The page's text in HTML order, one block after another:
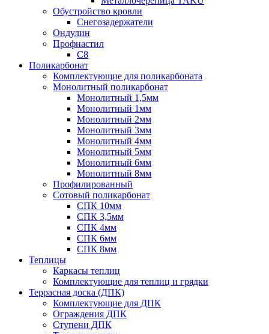
Обустройство кровли
Снегозадержатели
Ондулин
Профнастил
С8
Поликарбонат
Комплектующие для поликарбоната
Монолитный поликарбонат
Монолитный 1,5мм
Монолитный 1мм
Монолитный 2мм
Монолитный 3мм
Монолитный 4мм
Монолитный 5мм
Монолитный 6мм
Монолитный 8мм
Профилированный
Сотовый поликарбонат
СПК 10мм
СПК 3,5мм
СПК 4мм
СПК 6мм
СПК 8мм
Теплицы
Каркасы теплиц
Комплектующие для теплиц и грядки
Террасная доска (ДПК)
Комплектующие для ДПК
Ограждения ДПК
Ступени ДПК